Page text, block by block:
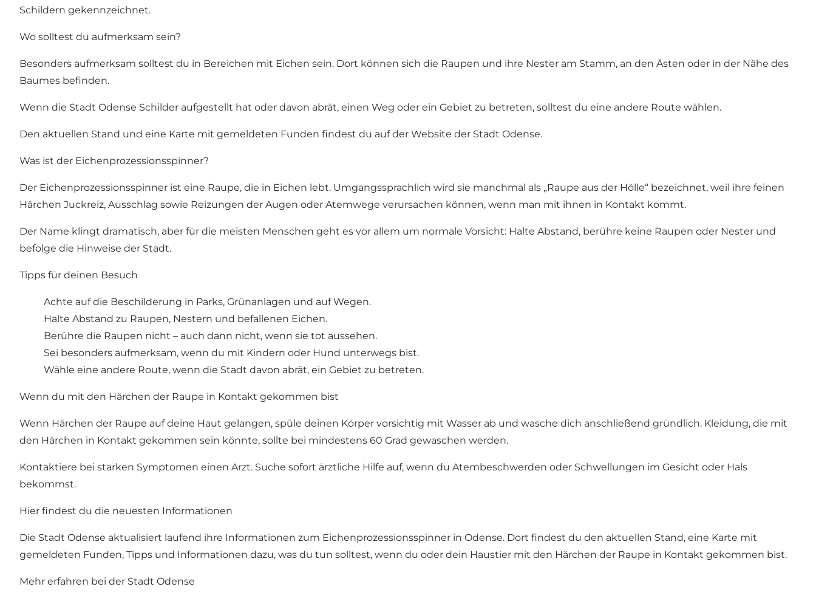
Schildern gekennzeichnet.
Wo solltest du aufmerksam sein?
Besonders aufmerksam solltest du in Bereichen mit Eichen sein. Dort können sich die Raupen und ihre Nester am Stamm, an den Ästen oder in der Nähe des
Baumes befinden.
Wenn die Stadt Odense Schilder aufgestellt hat oder davon abrät, einen Weg oder ein Gebiet zu betreten, solltest du eine andere Route wählen.
Den aktuellen Stand und eine Karte mit gemeldeten Funden findest du auf der Website der Stadt Odense.
Was ist der Eichenprozessionsspinner?
Der Eichenprozessionsspinner ist eine Raupe, die in Eichen lebt. Umgangssprachlich wird sie manchmal als „Raupe aus der Hölle“ bezeichnet, weil ihre feinen
Härchen Juckreiz, Ausschlag sowie Reizungen der Augen oder Atemwege verursachen können, wenn man mit ihnen in Kontakt kommt.
Der Name klingt dramatisch, aber für die meisten Menschen geht es vor allem um normale Vorsicht: Halte Abstand, berühre keine Raupen oder Nester und
befolge die Hinweise der Stadt.
Tipps für deinen Besuch
Achte auf die Beschilderung in Parks, Grünanlagen und auf Wegen.
Halte Abstand zu Raupen, Nestern und befallenen Eichen.
Berühre die Raupen nicht – auch dann nicht, wenn sie tot aussehen.
Sei besonders aufmerksam, wenn du mit Kindern oder Hund unterwegs bist.
Wähle eine andere Route, wenn die Stadt davon abrät, ein Gebiet zu betreten.
Wenn du mit den Härchen der Raupe in Kontakt gekommen bist
Wenn Härchen der Raupe auf deine Haut gelangen, spüle deinen Körper vorsichtig mit Wasser ab und wasche dich anschließend gründlich. Kleidung, die mit
den Härchen in Kontakt gekommen sein könnte, sollte bei mindestens 60 Grad gewaschen werden.
Kontaktiere bei starken Symptomen einen Arzt. Suche sofort ärztliche Hilfe auf, wenn du Atembeschwerden oder Schwellungen im Gesicht oder Hals
bekommst.
Hier findest du die neuesten Informationen
Die Stadt Odense aktualisiert laufend ihre Informationen zum Eichenprozessionsspinner in Odense. Dort findest du den aktuellen Stand, eine Karte mit
gemeldeten Funden, Tipps und Informationen dazu, was du tun solltest, wenn du oder dein Haustier mit den Härchen der Raupe in Kontakt gekommen bist.
Mehr erfahren bei der Stadt Odense